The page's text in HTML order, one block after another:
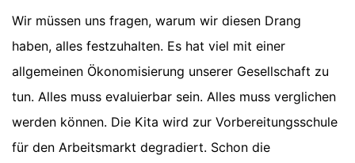
Wir müssen uns fragen, warum wir diesen Drang
haben, alles festzuhalten. Es hat viel mit einer
allgemeinen Ökonomisierung unserer Gesellschaft zu
tun. Alles muss evaluierbar sein. Alles muss verglichen
werden können. Die Kita wird zur Vorbereitungsschule
für den Arbeitsmarkt degradiert. Schon die